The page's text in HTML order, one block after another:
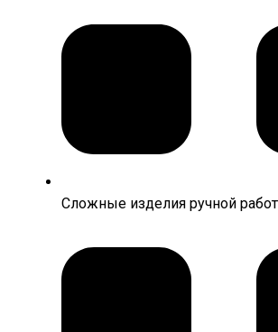
Сложные изделия ручной